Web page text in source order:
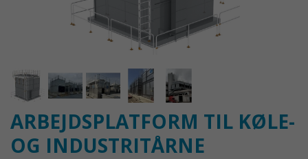
ARBEJDSPLATFORM TIL KØLE-
OG INDUSTRITÅRNE